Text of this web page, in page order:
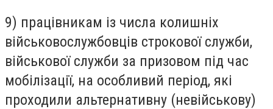
9) працівникам із числа колишніх
військовослужбовців строкової служби,
військової служби за призовом під час
мобілізації, на особливий період, які
проходили альтернативну (невійськову)